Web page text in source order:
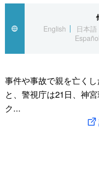
経済・ビジネス
国際
文化
トップ
アーカイブ
In-depth
Japan Data
動画/Live
スポーツ・東京2020
English
日本語
Español
事件や事故で親を亡く
と、警視庁は21日、神
ク...